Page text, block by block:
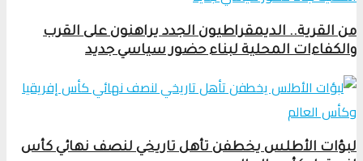
من القرية.. الديمقراطيون الجدد يراهنون على القرب
والكفاءات المحلية لبناء حضور سياسي جديد
لبؤات الأطلس يخطفن تأهل تاريخي لنصف نهائي كأس